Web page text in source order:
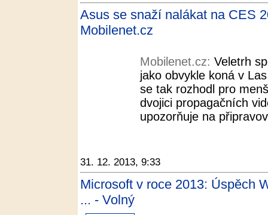
Asus se snaží nalákat na CES
Mobilenet.cz
Mobilenet.cz: Veletrh
jako obvykle koná v
se tak rozhodl pro
dvojici propagačních
upozorňuje na
31. 12. 2013, 9:33
Microsoft v roce 2013: Úspěch
... - Volný